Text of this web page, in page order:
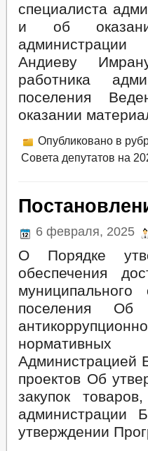
специалиста
и об
администрации
Андиеву
работника
поселения
оказании
Опубликовано в
Совета депутатов на
6 февраля, 2025
О Порядке
обеспечения
муниципального
поселения Об
нормативных
Администрацией
проектов Об
закупок
администрации
утверждении